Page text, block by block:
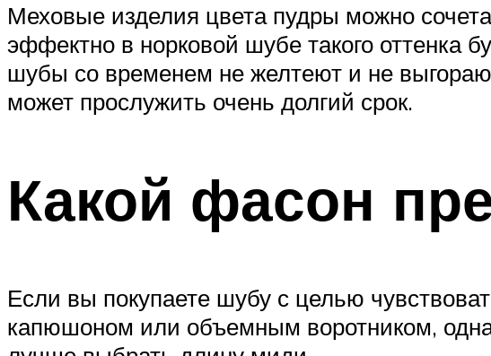
Меховые изделия цвета пудры можно
эффектно в норковой шубе такого оттенка
шубы со временем не желтеют и не
может прослужить очень долгий срок.
Какой фасон
Если вы покупаете шубу с целью
капюшоном или объемным воротником,